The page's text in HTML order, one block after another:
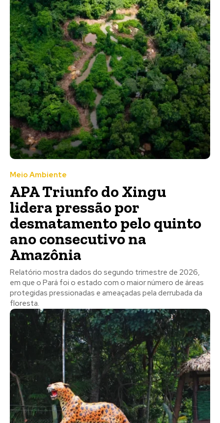
Meio Ambiente
APA Triunfo do Xingu
lidera pressão por
desmatamento pelo quinto
ano consecutivo na
Amazônia
Relatório mostra dados do segundo trimestre de 2026,
em que o Pará foi o estado com o maior número de áreas
protegidas pressionadas e ameaçadas pela derrubada da
floresta.